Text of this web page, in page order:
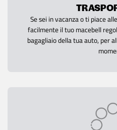
Se sei in vacanza o ti piace
facilmente il tuo macebell
bagagliaio della tua auto, per